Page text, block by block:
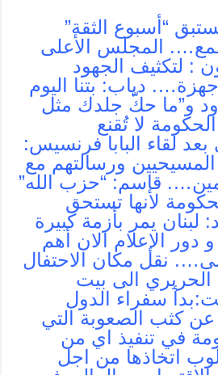
“أسبوع الثقة”
المجلس الأعلى
: لتكثيف الجهود
دياب: بتنا اليوم
و”ما حكّ جلدك مثل
لا تُقنع
لقاء البابا فرنسيس:
ورسالتهم مع
قاسم: “حزب الله”
لأنها تستحق
يمر بأزمة كبيرة
الإعلام الان أهم
نقل مكان الاحتفال
الى بيت
سفراء الدول
عن كثب الصعوبة التي
في تنفيذ اي من
اتخاذها من اجل